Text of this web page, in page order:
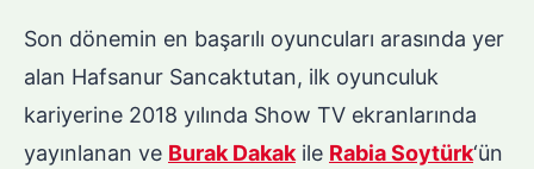
Son dönemin en başarılı oyuncuları arasında yer
alan Hafsanur Sancaktutan, ilk oyunculuk
kariyerine 2018 yılında Show TV ekranlarında
yayınlanan ve Burak Dakakile Rabia Soytürk‘ün